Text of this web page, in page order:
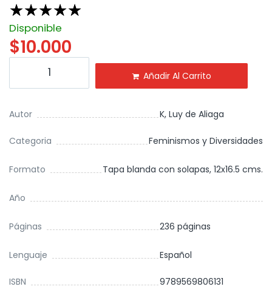
☆☆☆☆☆
Disponible
$10.000
Añadir Al Carrito
Autor K, Luy de Aliaga
Categoria Feminismos y Diversidades
Formato Tapa blanda con solapas, 12x16.5 cms.
Año
Páginas 236 páginas
Lenguaje Español
ISBN 9789569806131